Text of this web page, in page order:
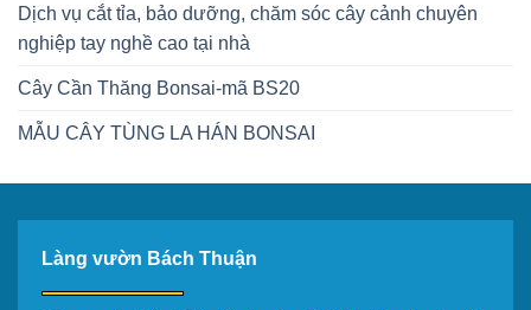
Dịch vụ cắt tỉa, bảo dưỡng, chăm sóc cây cảnh chuyên
nghiệp tay nghề cao tại nhà
Cây Cần Thăng Bonsai-mã BS20
MẪU CÂY TÙNG LA HÁN BONSAI
Làng vườn Bách Thuận